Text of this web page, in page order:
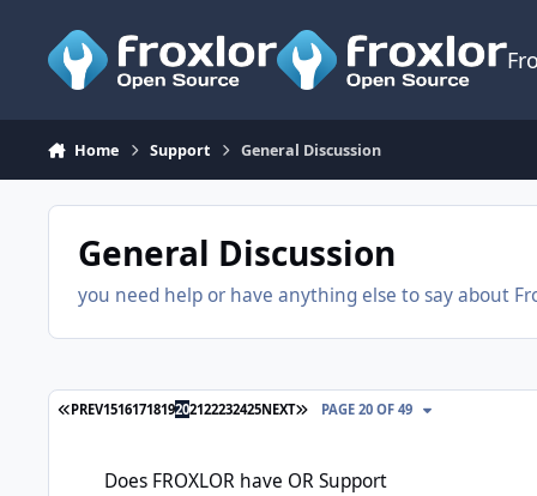
Home Support General Discussion
General Discussion
you need help or have anything else to say about
FIRST PAGE
PREV1516171819202122232425NEXT LAST PAGE
PAGE 20 OF 49
Does FROXLOR have OR Support